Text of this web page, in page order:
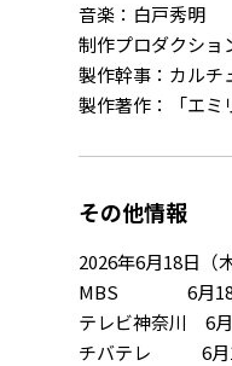
音楽：白戸秀明
制作プロダクショ
製作幹事：カルチ
製作著作：「エミ
その他情報
2026年6月18日（
MBS 6月18日
テレビ神奈川 6
チバテレ 6月19